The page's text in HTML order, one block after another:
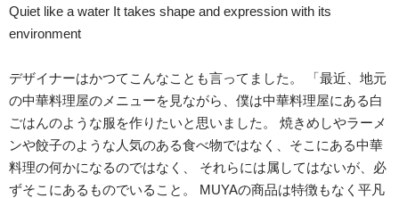
Quiet like a water It takes shape and expression with its
environment
デザイナーはかつてこんなことも言ってました。 「最近、地元
の中華料理屋のメニューを見ながら、僕は中華料理屋にある白
ごはんのような服を作りたいと思いました。 焼きめしやラーメ
ンや餃子のような人気のある食べ物ではなく、そこにある中華
料理の何かになるのではなく、 それらには属してはないが、必
ずそこにあるものでいること。 MUYAの商品は特徴もなく平凡